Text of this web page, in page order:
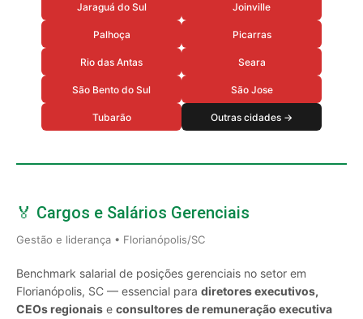
Jaraguá do Sul Joinville
Palhoça Picarras
Rio das Antas Seara
São Bento do Sul São Jose
Tubarão Outras cidades →
🏅 Cargos e Salários Gerenciais
Gestão e liderança • Florianópolis/SC
Benchmark salarial de posições gerenciais no setor em
Florianópolis, SC — essencial para diretores executivos,
CEOs regionais e consultores de remuneração executiva